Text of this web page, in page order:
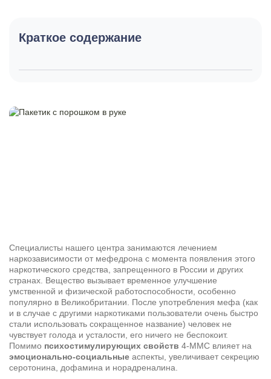
Краткое содержание
Специалисты нашего центра занимаются лечением
наркозависимости от мефедрона с момента появления этого
наркотического средства, запрещенного в России и других
странах. Вещество вызывает временное улучшение
умственной и физической работоспособности, особенно
популярно в Великобритании. После употребления мефа (как
и в случае с другими наркотиками пользователи очень быстро
стали использовать сокращенное название) человек не
чувствует голода и усталости, его ничего не беспокоит.
Помимо психостимулирующих свойств 4-MMC влияет на
эмоционально-социальные аспекты, увеличивает секрецию
серотонина, дофамина и норадреналина.